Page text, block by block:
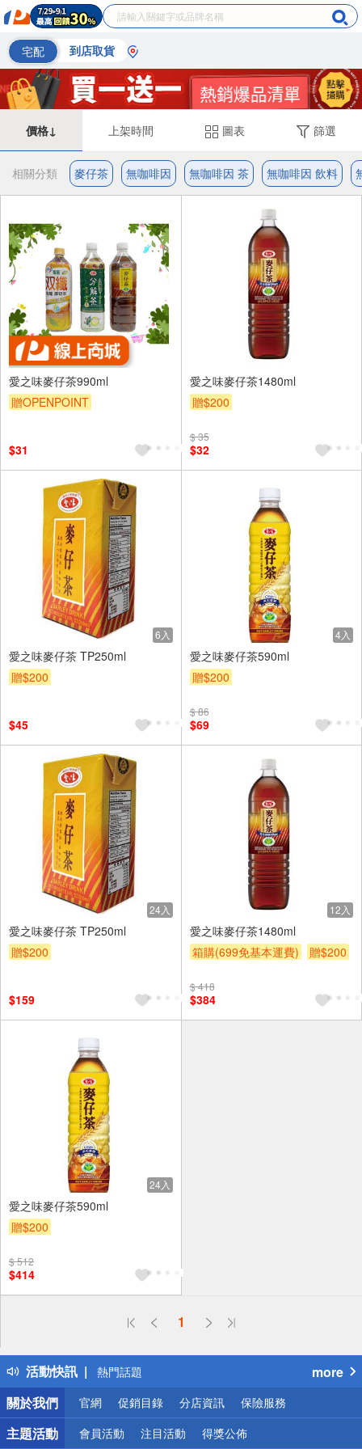
宅配 到店取貨
價格↓ 上架時間 圖表 篩選
相關分類 麥仔茶 無咖啡因 無咖啡因 茶 無咖啡因 飲料
愛之味麥仔茶990ml
贈OPENPOINT
$31
愛之味麥仔茶1480ml
贈$200
$ 35
$32
6入
愛之味麥仔茶 TP250ml
贈$200
$45
4入
愛之味麥仔茶590ml
贈$200
$ 86
$69
24入
愛之味麥仔茶 TP250ml
贈$200
$159
12入
愛之味麥仔茶1480ml
箱購(699免基本運費)
贈$200
$ 418
$384
24入
愛之味麥仔茶590ml
贈$200
$ 512
$414
1
活動快訊
偏遠地區配送
得獎公告
熱門話題
銀行優惠
偏遠地區配送
詐騙網頁！請小心！
more
關於我們
官網 促銷目錄 分店資訊 保險服務
主題活動 會員活動 注目活動 得獎公佈